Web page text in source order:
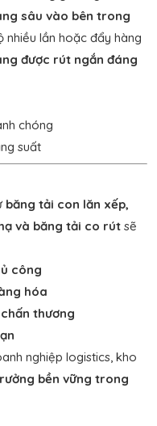
sâu vào bên trong
nhiều lần hoặc đẩy hàng
được rút ngắn đáng
chóng
suất
băng tải con lăn xếp,
và băng tải co rút sẽ
công
hóa
thương
nghiệp logistics, kho
bền vững trong